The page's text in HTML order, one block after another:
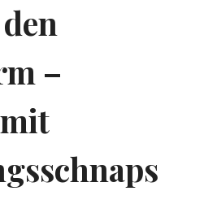
–